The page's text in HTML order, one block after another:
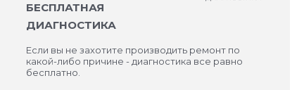
БЕСПЛАТНАЯ
ДИАГНОСТИКА
Если вы не захотите производить ремонт по
какой-либо причине - диагностика все равно
бесплатно.